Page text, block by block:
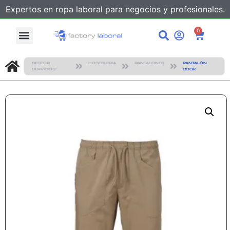
Expertos en ropa laboral para negocios y profesionales.
0
SECTOR
SERVICIOS
HOSTELERIA PANTALONES
PANTALÓN
COOK